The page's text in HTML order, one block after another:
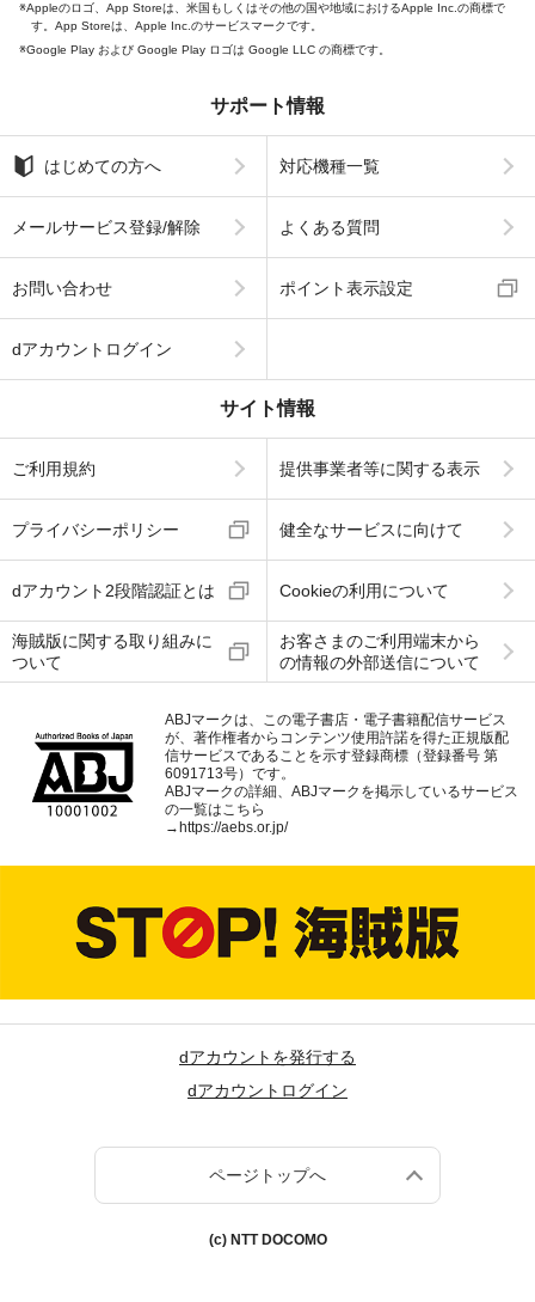
Appleのロゴ、App Storeは、米国もしくはその他の国や地域におけるApple Inc.の商標で
す。App Storeは、Apple Inc.のサービスマークです。
Google Play および Google Play ロゴは Google LLC の商標です。
サポート情報
はじめての方へ 対応機種一覧
メールサービス登録/解除 よくある質問
お問い合わせ ポイント表示設定
dアカウントログイン
サイト情報
ご利用規約 提供事業者等に関する表示
プライバシーポリシー 健全なサービスに向けて
dアカウント2段階認証とは Cookieの利用について
海賊版に関する取り組みに
ついて
お客さまのご利用端末から
の情報の外部送信について
ABJマークは、この電子書店・電子書籍配信サービス
が、著作権者からコンテンツ使用許諾を得た正規版配
信サービスであることを示す登録商標（登録番号 第
6091713号）です。
ABJマークの詳細、ABJマークを掲示しているサービス
の一覧はこちら
→ https://aebs.or.jp/
dアカウントを発行する
dアカウントログイン
ページトップへ
(c) NTT DOCOMO